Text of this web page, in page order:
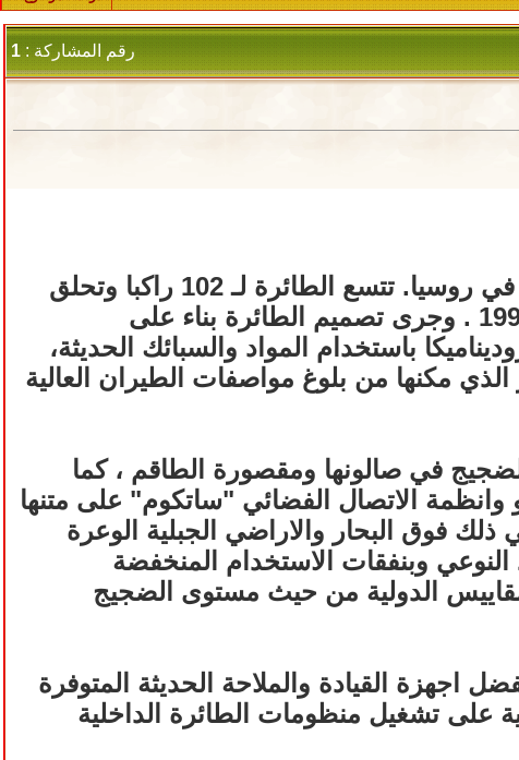
رقم المشاركة : 1
طائرة الركاب "تو- 334" هي طائرة توربينية نفاثة قريبة المدى تصنع في روسيا. تتسع الطائرة لـ 102 راكبا وتحلق
لمسافة 3150 كيلومترا. وتم اول تحليق لها في 8 فبراير/شباط عام 1999 . وجرى تصميم الطائرة بناء على
باستخدام المواد والسبائك الحديثة،
الذي مكنها من بلوغ مواصفات الطيران العالية
في صالونها ومقصورة الطاقم ، كما
الاتصال الفضائي "ساتكوم" على متنها
فوق البحار والاراضي الجبلية الوعرة
وبنفقات الاستخدام المنخفضة
الدولية من حيث مستوى الضجيج
اجهزة القيادة والملاحة الحديثة المتوفرة
على تشغيل منظومات الطائرة الداخلية